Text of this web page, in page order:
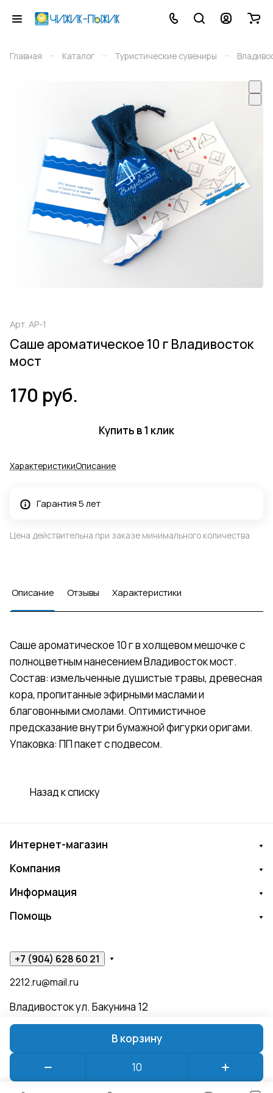
Главная – Каталог – Туристические сувениры –
Арт. АР-1
Саше ароматическое 10 г Владивосток
мост
170 руб.
В корзину
Купить в 1 клик
ХарактеристикиОписание
Гарантия 5 лет
Цена действительна при заказе минимального количества
Описание Отзывы Характеристики
Саше ароматическое 10 г в холщевом мешочке с
полноцветным нанесением Владивосток мост.
Состав: измельченные душистые травы, древесная
кора, пропитанные эфирными маслами и
благовонными смолами. Оптимистичное
предсказание внутри бумажной фигурки оригами.
Упаковка: ПП пакет с подвесом.
Назад к списку
Интернет-магазин
Компания
Информация
Помощь
+7 (904) 628 60 21
2212.ru@mail.ru
Владивосток ул. Бакунина 12
© 2026 ЧИЖИК ПЫЖИК Конфиденциальность Оферта